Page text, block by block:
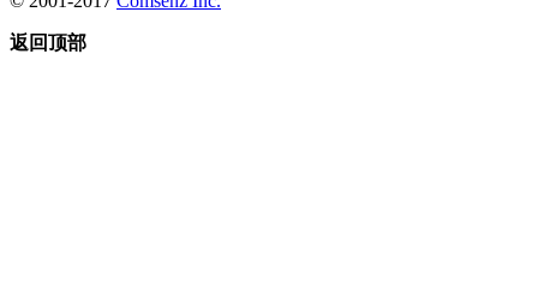
返回顶部